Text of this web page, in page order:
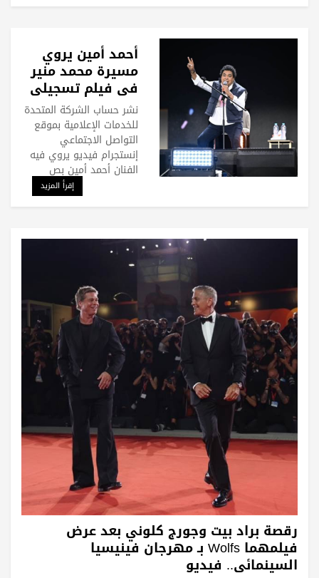
أحمد أمين يروي
مسيرة محمد منير
في فيلم تسجيلي
قصير.. فيديو
نشر حساب الشركة المتحدة
للخدمات الإعلامية بموقع
التواصل الاجتماعي
إنستجرام فيديو يروي فيه
الفنان أحمد أمين بص
إقرأ المزيد
رقصة براد بيت وجورج كلوني بعد عرض
فيلمهما Wolfs بـ مهرجان فينيسيا
السينمائي.. فيديو